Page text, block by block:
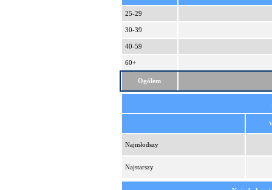
25-29
30-39
40-59
60+
Ogółem
Najmłodszy
Najstarszy